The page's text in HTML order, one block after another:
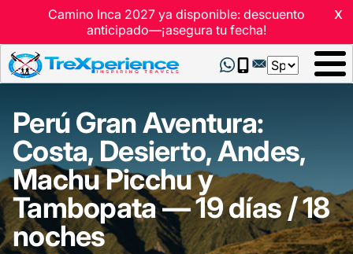
x
Camino Inca 2027 ya disponible: descuento
anticipado—¡asegura tu fecha!
Select
your
Perú Gran Aventura:
Costa, Desierto, Andes,
Machu Picchu y
Tambopata — 19 días / 18
noches